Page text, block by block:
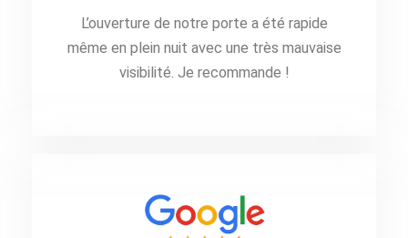
L’ouverture de notre porte a été rapide
même en plein nuit avec une très mauvaise
visibilité. Je recommande !